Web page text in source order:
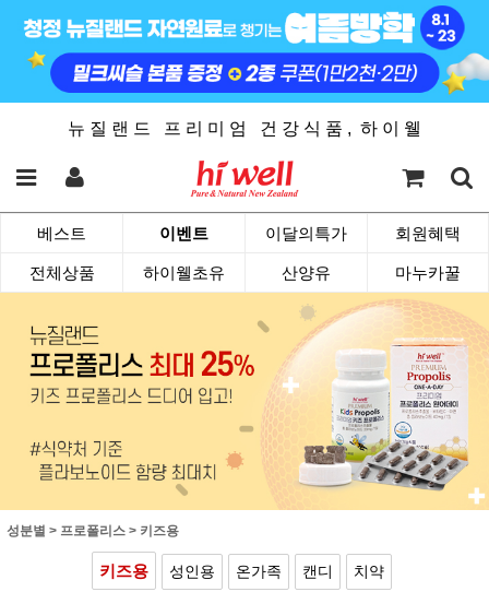
뉴 질 랜 드 프 리 미 엄 건 강 식 품 , 하 이 웰
베스트 이벤트 이달의특가 회원혜택
전체상품 하이웰초유 산양유 마누카꿀
성분별 > 프로폴리스 > 키즈용
키즈용 성인용 온가족 캔디 치약